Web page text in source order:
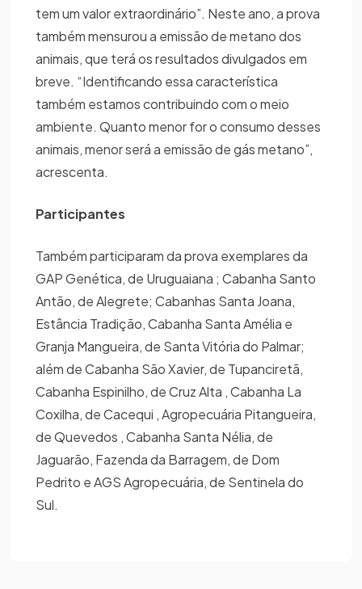
tem um valor extraordinário”. Neste ano, a prova
também mensurou a emissão de metano dos
animais, que terá os resultados divulgados em
breve. “Identificando essa característica
também estamos contribuindo com o meio
ambiente. Quanto menor for o consumo desses
animais, menor será a emissão de gás metano”,
acrescenta.
Participantes
Também participaram da prova exemplares da
GAP Genética, de Uruguaiana ; Cabanha Santo
Antão, de Alegrete; Cabanhas Santa Joana,
Estância Tradição, Cabanha Santa Amélia e
Granja Mangueira, de Santa Vitória do Palmar;
além de Cabanha São Xavier, de Tupanciretã,
Cabanha Espinilho, de Cruz Alta , Cabanha La
Coxilha, de Cacequi , Agropecuária Pitangueira,
de Quevedos , Cabanha Santa Nélia, de
Jaguarão, Fazenda da Barragem, de Dom
Pedrito e AGS Agropecuária, de Sentinela do
Sul.